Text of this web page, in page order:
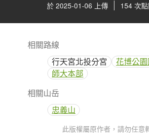
於 2025-01-06 上傳 154 次
相關路線
行天宮北投分宮
花博公
師大本部
相關山岳
忠義山
此版權屬原作者，請勿任意